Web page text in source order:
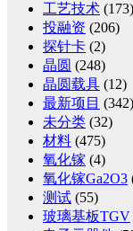
工艺技术 (173)
投融资 (206)
探针卡 (2)
晶圆 (248)
晶圆载具 (12)
最新项目 (342)
未分类 (32)
材料 (475)
氧化镓 (4)
氧化镓Ga2O3
测试 (55)
玻璃基板TGV